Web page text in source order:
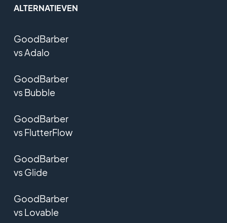
ALTERNATIEVEN
GoodBarber
vs Adalo
GoodBarber
vs Bubble
GoodBarber
vs FlutterFlow
GoodBarber
vs Glide
GoodBarber
vs Lovable